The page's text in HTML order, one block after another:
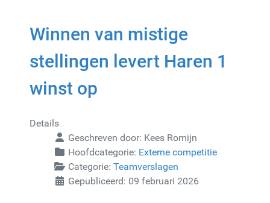
Winnen van mistige
stellingen levert Haren 1
winst op
Details
Geschreven door: Kees Romijn
Hoofdcategorie: Externe competitie
Categorie: Teamverslagen
Gepubliceerd: 09 februari 2026